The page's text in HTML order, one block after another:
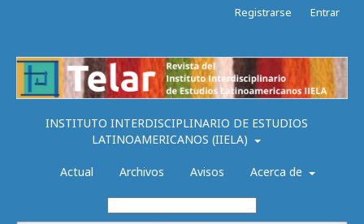
INSTITUTO INTERDISCIPLINARIO DE ESTUDIOS
LATINOAMERICANOS (IIELA)
Actual Archivos Avisos Acerca de
Registrarse Entrar